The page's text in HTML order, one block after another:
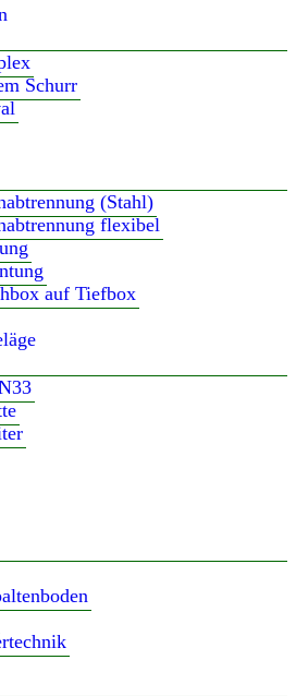
Schurr
(Stahl)
flexibel
auf Tiefbox